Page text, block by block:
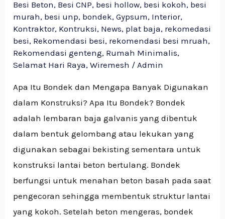
Besi Beton, Besi CNP, besi hollow, besi kokoh, besi
murah, besi unp, bondek,Gypsum, Interior,
Kontraktor, Kontruksi, News, plat baja, rekomedasi
besi, Rekomendasi besi, rekomendasi besi mruah,
Rekomendasi genteng, Rumah Minimalis,
Selamat Hari Raya,Wiremesh / Admin
Apa Itu Bondek dan Mengapa Banyak Digunakan
dalam Konstruksi? Apa Itu Bondek? Bondek
adalah lembaran baja galvanis yang dibentuk
dalam bentuk gelombang atau lekukan yang
digunakan sebagai bekisting sementara untuk
konstruksi lantai beton bertulang. Bondek
berfungsi untuk menahan beton basah pada saat
pengecoran sehingga membentuk struktur lantai
yang kokoh. Setelah beton mengeras, bondek